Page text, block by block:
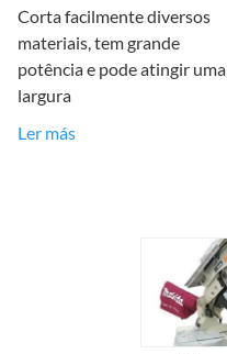
Corta facilmente diversos
materiais, tem grande
potência e pode atingir uma
largura
Ler más